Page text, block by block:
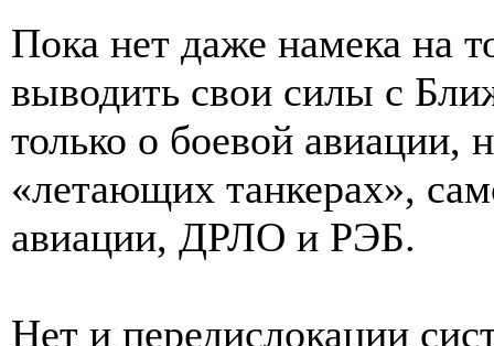
Пока нет даже намека
выводить свои силы с
только о боевой авиации,
«летающих танкерах»,
авиации, ДРЛО и РЭБ.
Нет и передислокации